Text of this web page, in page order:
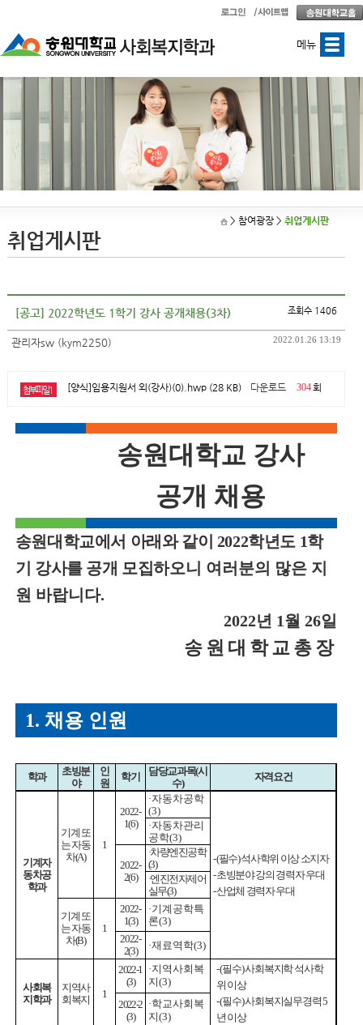
메뉴
> 참여광장> 취업게시판
취업게시판
[공고] 2022학년도 1학기 강사 공개채용(3차) 조회수 1406
관리자sw (kym2250) 2022.01.26 13:19
첨부파일1 [양식]임용지원서 외(강사)(0).hwp (28 KB) 다운로드 304회
송원대학교 강사
공개 채용
송원대학교에서 아래와 같이 2022학년도 1학
기 강사를 공개 모집하오니 여러분의 많은 지
원 바랍니다.
2022년 1월 26일
송원대학교총장
1. 채용 인원
학과
초빙분
야
인
원
학기 담당교과목(시
수)
자격요건
기계자
동차공
학과
기계 또
는 자동
차(A)
1
2022-
1(6)
·자동차공학
(3)
- (필수)석사학위 이상 소지자
-초빙분야 강의 경력자 우대
-산업체 경력자 우대
·자동차관리
공학(3)
2022-
2(6)
·차량엔진공학
(3)
·엔진전자제어
실무(3)
기계 또
는 자동
차(B)
1
2022-
1(3)
·기계공학특
론(3)
2022-
2(3)
·재료역학(3)
사회복
지학과
지역사
회복지
1
2022-1
(3)
·지역사회복
지(3)
- (필수)사회복지학 석사학
위 이상
- (필수)사회복지실무경력5
년 이상
2022-2
(3)
·학교사회복
지(3)